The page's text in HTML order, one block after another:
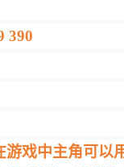
390
游戏中主角可以